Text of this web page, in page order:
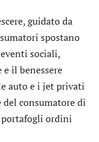
guidato da
spostano
sociali,
il benessere
auto e i jet privati
consumatore di
portafogli ordini